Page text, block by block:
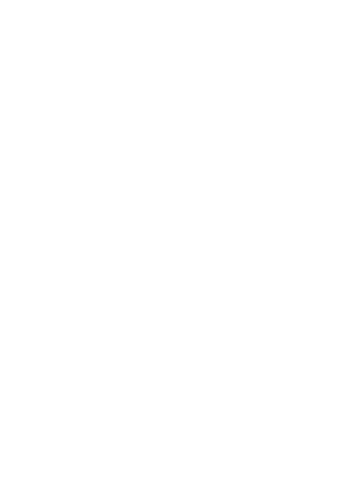
avec d’autres entreprises pour la
cette liseuse pendant deux
sont une fois de plus très